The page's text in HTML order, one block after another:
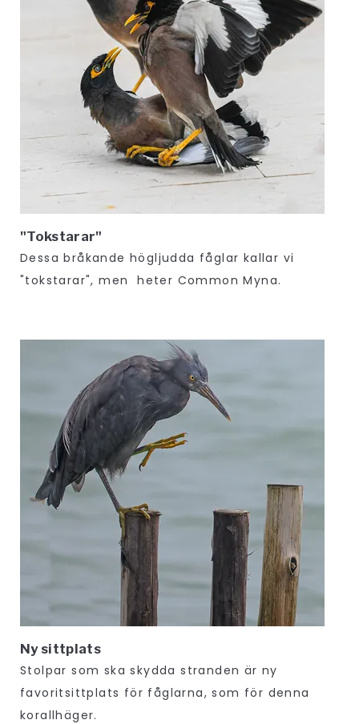
"Tokstarar"
Dessa bråkande högljudda fåglar kallar vi
"tokstarar", men heter Common Myna.
Ny sittplats
Stolpar som ska skydda stranden är ny
favoritsittplats för fåglarna, som för denna
korallhäger.